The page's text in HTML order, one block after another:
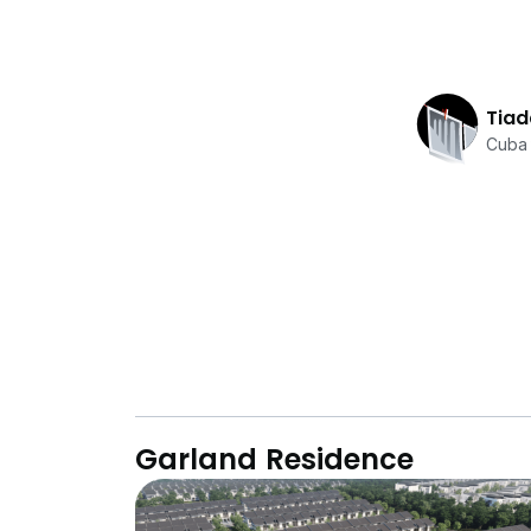
Garland Residence